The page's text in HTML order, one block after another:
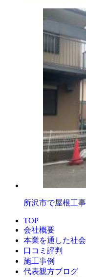
所沢市で屋根工
TOP
会社概要
本業を通した社
口コミ評判
施工事例
代表親方ブログ